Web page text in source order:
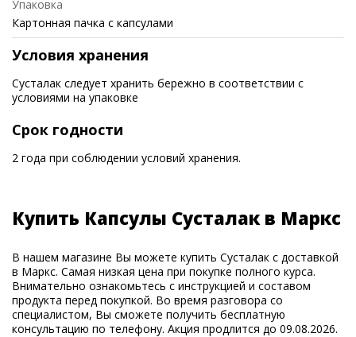
Упаковка
Картонная пачка с капсулами
Условия хранения
Сусталак следует хранить бережно в соответствии с
условиями на упаковке
Срок годности
2 года при соблюдении условий хранения.
Купить Капсулы Сусталак в Маркс
В нашем магазине Вы можете купить Сусталак с доставкой
в Маркс. Самая низкая цена при покупке полного курса.
Внимательно ознакомьтесь с инструкцией и составом
продукта перед покупкой. Во время разговора со
специалистом, Вы сможете получить бесплатную
консультацию по телефону. Акция продлится до 09.08.2026.